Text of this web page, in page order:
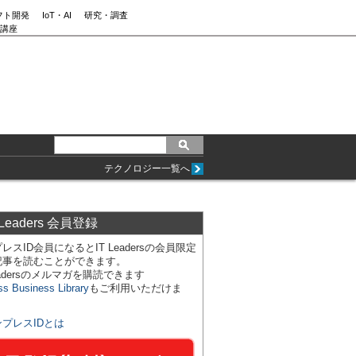
ト開発 IoT・AI
研究・調査
座
テクノロジー一覧へ
会員登録
スID会員になるとIT Leadersの会員限定
を読むことができます。
のメルマガを購読できます
Business Libraryもご利用いただけま
プレスIDとは